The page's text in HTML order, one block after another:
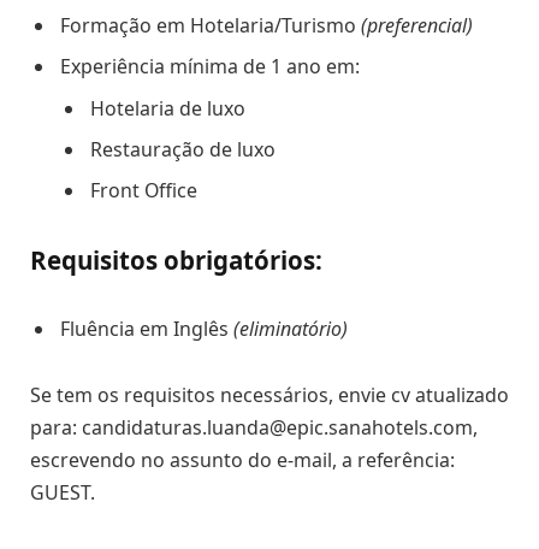
Formação em Hotelaria/Turismo (preferencial)
Experiência mínima de 1 ano em:
Hotelaria de luxo
Restauração de luxo
Front Office
Requisitos obrigatórios:
Fluência em Inglês (eliminatório)
Se tem os requisitos necessários, envie cv atualizado
para: candidaturas.luanda@epic.sanahotels.com,
escrevendo no assunto do e-mail, a referência:
GUEST.